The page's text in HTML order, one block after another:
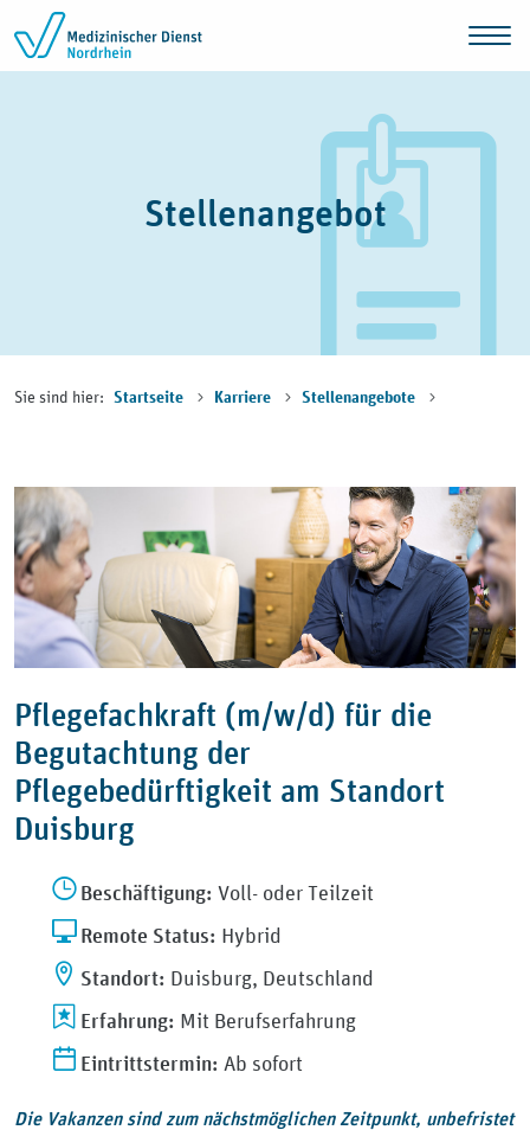
Zum Inhalt springen
Stellenangebot
Sie sind hier: Startseite Karriere Stellenangebote
Pflegefachkraft (m/w/d) für die
Begutachtung der
Pflegebedürftigkeit am Standort
Duisburg
Beschäftigung: Voll- oder Teilzeit
Remote Status: Hybrid
Standort: Duisburg, Deutschland
Erfahrung: Mit Berufserfahrung
Eintrittstermin: Ab sofort
Die Vakanzen sind zum nächstmöglichen Zeitpunkt, unbefristet